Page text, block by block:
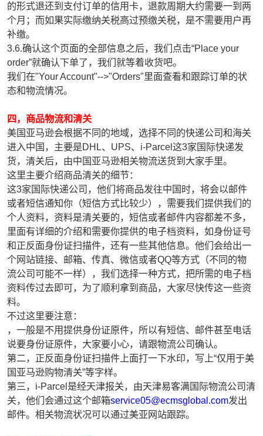
的形式退还到支付订单的信用卡，退款周期大约需要一到两
个月；而如果实际缴纳关税高过预缴关税，是不需要用户再
补缴。
3.6.确认这个页面的全部信息之后，我们点击“Place your
order”就确认下单了，我们就等着收货吧。
我们在"Your Account"-->"Orders"里面查看和跟踪订单的状
态和物流情况。
四，商品物流和清关
美国亚马逊会根据不同的地域，选择不同的快递公司和海关
进入中国，主要是DHL、UPS、i-Parcel这3家国际快递发
货，清关后，由中国亚马逊相关物流送货到大家手里。
这里主要介绍商品清关的细节：
这3家国际快递公司，他们将商品发往中国时，将会以邮件
或者短信通知你（短信方式比较少），需要我们提供我们的
个人资料，资料是清关要的，短信或者邮件内容都差不多，
里面有详细的介绍和需要你提供的电子档资料，如身份证号
和正反面身份证扫描件，还有一些其他信息。他们会给出一
个网站链接、邮箱、传真、微信或者QQ等方式（不同的物
流公司可能不一样），我们选择一种方式，把所需的电子档
资料传过去即可，为了顺利拿到商品，大家尽快传这一些资
料。
不过这里要注意：
，一般是不用提供身份证原件，所以有短信、邮件甚至电话
说要身份证原件，大家要小心，请跟物流公司确认。
第二，正反面身份证扫描件上面打一下水印，写上“仅用于美
国亚马逊购物清关”等字样。
第三，i-Parcel是经天津报关，由天津易客满国际物流公司清
关，他们会通过这个邮箱service05@ecmsglobal.com发出
邮件。相关物流状况可以通过美亚网站跟踪。